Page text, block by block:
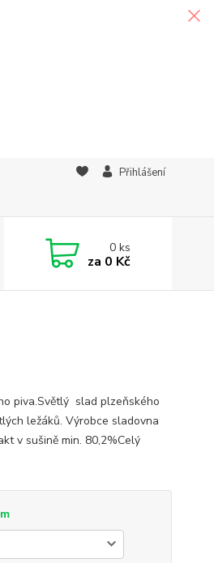
Přihlášení
0ks
za 0 Kč
piva.Světlý slad plzeňského
ležáků. Výrobce sladovna
v sušině min. 80,2%Celý